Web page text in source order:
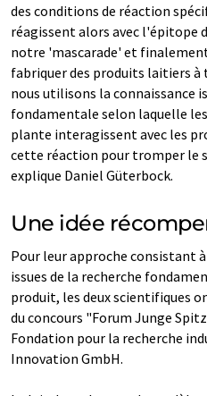
des conditions de réaction
réagissent alors avec l'épitope
notre 'mascarade' et
fabriquer des produits laitiers
nous utilisons la connaissance
fondamentale selon laquelle
plante interagissent avec les
cette réaction pour tromper le
explique Daniel Güterbock.
Une idée
Pour leur approche consistant
issues de la recherche
produit, les deux scientifiques
du concours "Forum Junge
Fondation pour la recherche
Innovation GmbH.